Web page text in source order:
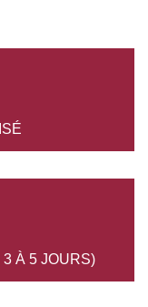
3 À 5 JOURS)